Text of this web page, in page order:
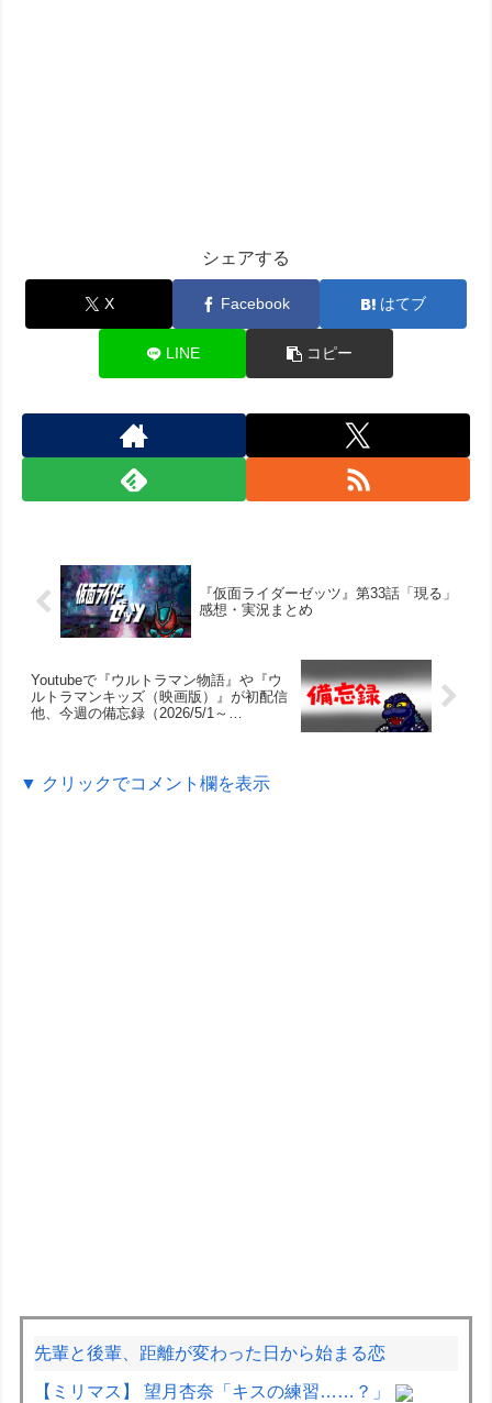
シェアする
X Facebook はてブ
LINE コピー
『仮面ライダーゼッツ』第33話「現る」
感想・実況まとめ
Youtubeで『ウルトラマン物語』や『ウ
ルトラマンキッズ（映画版）』が初配信
他、今週の備忘録（2026/5/1～
▼ クリックでコメント欄を表示
先輩と後輩、距離が変わった日から始まる恋
【ミリマス】 望月杏奈「キスの練習……？」